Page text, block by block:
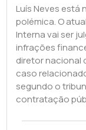
Luís Neves está
polémica. O
Interna vai ser
infrações
diretor nacional
caso
segundo o
contratação